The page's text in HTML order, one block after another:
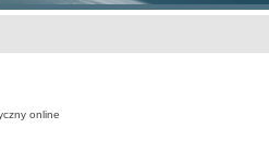
online